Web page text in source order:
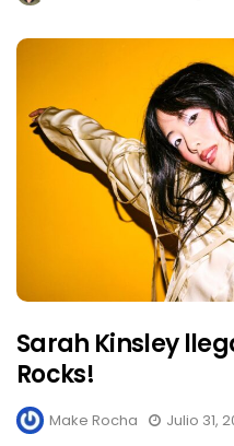
Sarah Kinsley
Rocks!
Make Rocha Julio 31,